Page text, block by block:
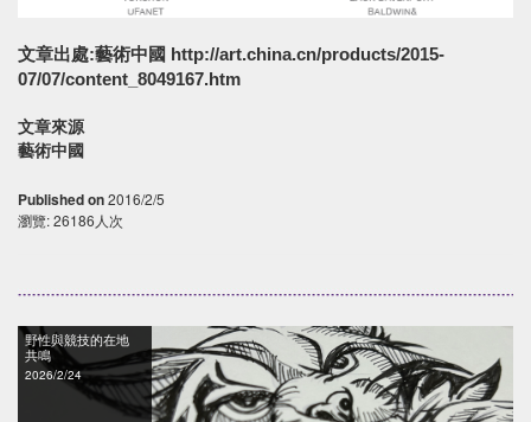
文章出處:藝術中國 http://art.china.cn/products/2015-
07/07/content_8049167.htm
文章來源
藝術中國
Published on2016/2/5
瀏覽: 26186人次
野性與競技的在地
共鳴
2026/2/24